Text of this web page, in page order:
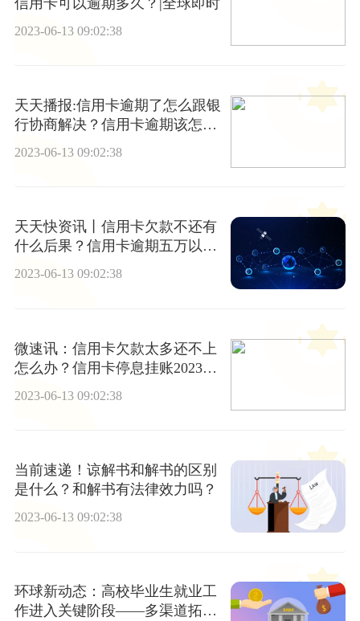
2023-06-13 09:02:38
天天播报:信用卡逾期了怎么跟银
行协商解决？信用卡逾期该怎么
2023-06-13 09:02:38
天天快资讯丨信用卡欠款不还有
什么后果？信用卡逾期五万以上
会坐牢吗？
2023-06-13 09:02:38
微速讯：信用卡欠款太多还不上
怎么办？信用卡停息挂账2023新
2023-06-13 09:02:38
当前速递！谅解书和解书的区别
是什么？和解书有法律效力吗？
2023-06-13 09:02:38
环球新动态：高校毕业生就业工
作进入关键阶段——多渠道拓宽